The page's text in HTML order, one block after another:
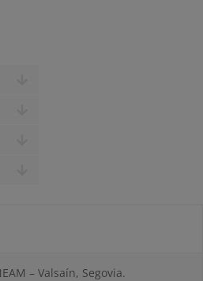
– Valsaín, Segovia.